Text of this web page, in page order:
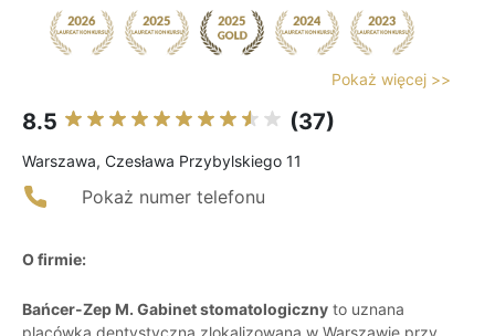
Pokaż więcej >>
8.5 (37)
Warszawa, Czesława Przybylskiego 11
Pokaż numer telefonu
O firmie:
Bańcer-Zep M. Gabinet stomatologiczny to uznana
placówka dentystyczna zlokalizowana w Warszawie przy